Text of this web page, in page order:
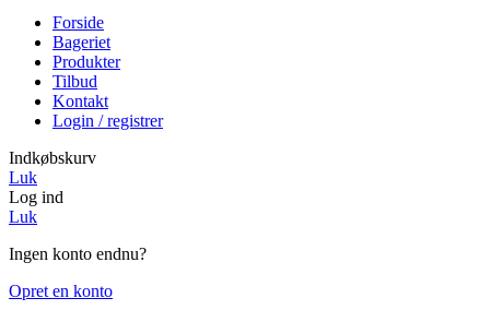
Forside
Bageriet
Produkter
Tilbud
Kontakt
Login / registrer
Indkøbskurv
Luk
Log ind
Luk
Ingen konto endnu?
Opret en konto